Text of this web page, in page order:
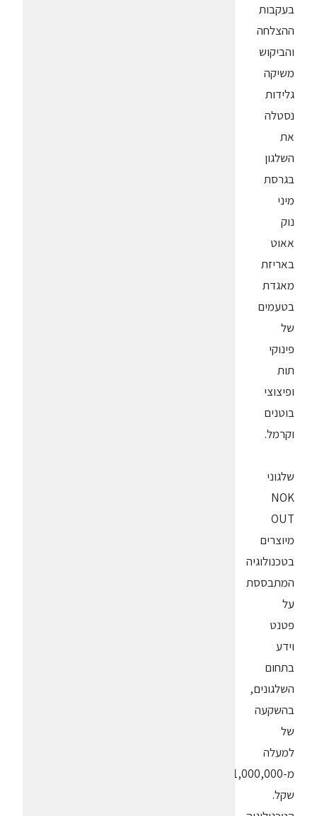
בעקבות
ההצלחה
והביקוש
משיקה
גלידות
נסטלה
את
השלגון
בגרסת
מיני
נוק
אאוט
באריזת
מאגדת
בטעמים
של
פינוקי
תות
ופיצוצי
בוטנים
וקרמל.
שלגוני
NOK
OUT
מיוצרים
בטכנולוגיה
המתבססת
על
פטנט
וידע
בתחום
השלגונים,
בהשקעה
של
למעלה
מ-1,000,000
שקל.